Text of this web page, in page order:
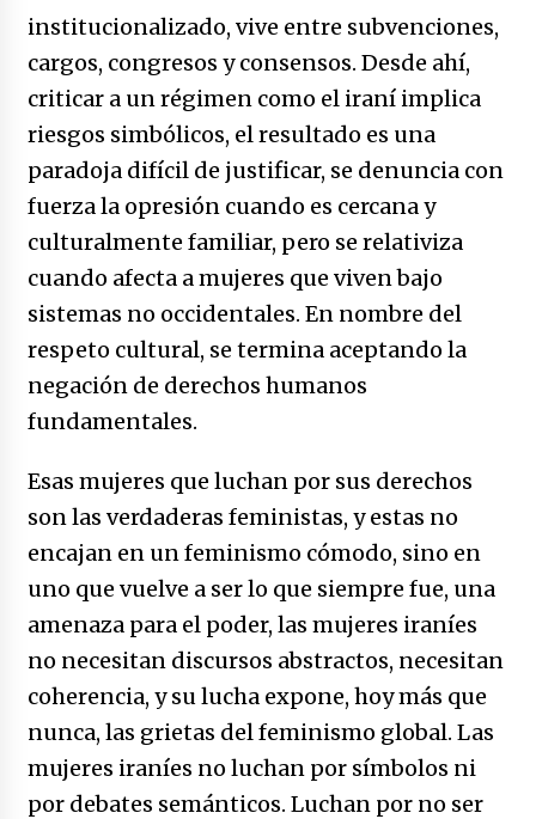
institucionalizado, vive entre subvenciones,
cargos, congresos y consensos. Desde ahí,
criticar a un régimen como el iraní implica
riesgos simbólicos, el resultado es una
paradoja difícil de justificar, se denuncia con
fuerza la opresión cuando es cercana y
culturalmente familiar, pero se relativiza
cuando afecta a mujeres que viven bajo
sistemas no occidentales. En nombre del
respeto cultural, se termina aceptando la
negación de derechos humanos
fundamentales.
Esas mujeres que luchan por sus derechos
son las verdaderas feministas, y estas no
encajan en un feminismo cómodo, sino en
uno que vuelve a ser lo que siempre fue, una
amenaza para el poder, las mujeres iraníes
no necesitan discursos abstractos, necesitan
coherencia, y su lucha expone, hoy más que
nunca, las grietas del feminismo global. Las
mujeres iraníes no luchan por símbolos ni
por debates semánticos. Luchan por no ser